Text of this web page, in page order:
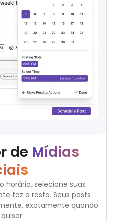
de Mídias
horário, selecione suas
faz o resto. Seus posts
exatamente quando